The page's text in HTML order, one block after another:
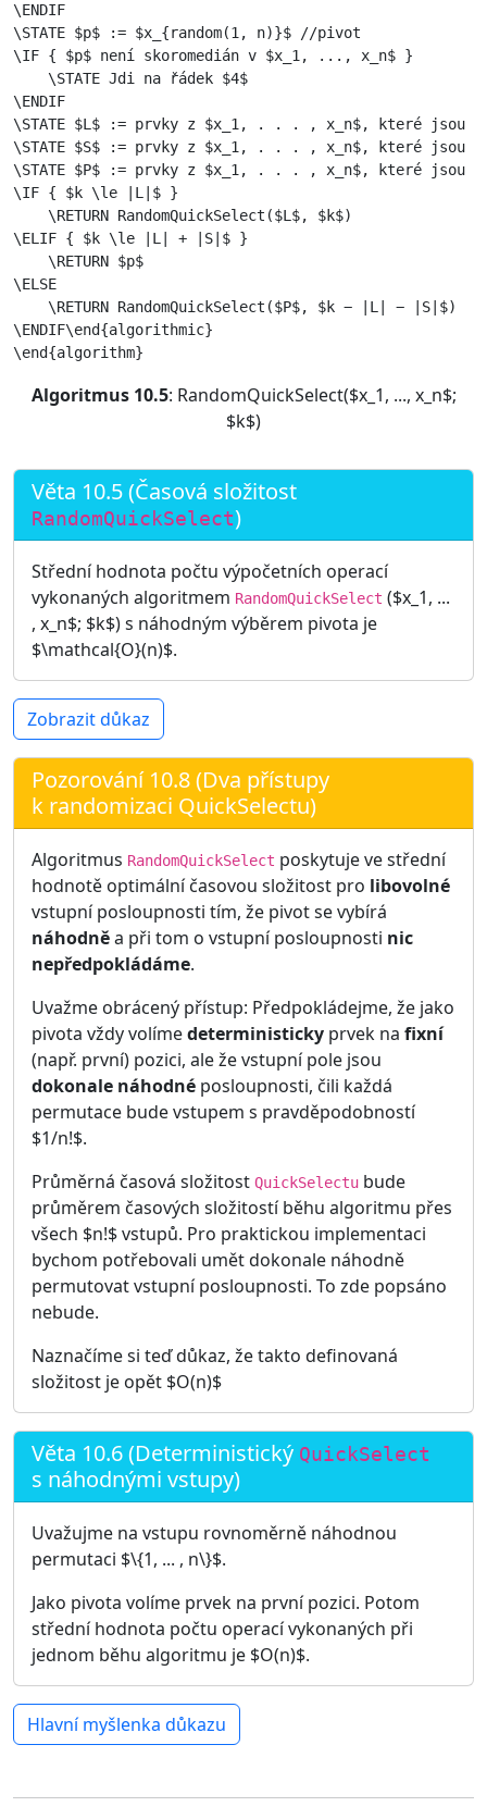
\ENDIF
\STATE $p$ := $x_{random(1, n)}$ //pivot
\IF { $p$ není skoromedián v $x_1, ..., x_n$ }
    \STATE Jdi na řádek $4$
\ENDIF
\STATE $L$ := prvky z $x_1, . . . , x_n$, které jsou
\STATE $S$ := prvky z $x_1, . . . , x_n$, které jsou
\STATE $P$ := prvky z $x_1, . . . , x_n$, které jsou
\IF { $k \le |L|$ }
    \RETURN RandomQuickSelect($L$, $k$)
\ELIF { $k \le |L| + |S|$ }
    \RETURN $p$
\ELSE
    \RETURN RandomQuickSelect($P$, $k − |L| − |S|$)
\ENDIF\end{algorithmic}
Algoritmus 10.5: RandomQuickSelect($x_1, ..., x_n$;
$k$)
Věta 10.5 (Časová složitost
RandomQuickSelect)
Střední hodnota počtu výpočetních operací
vykonaných algoritmem RandomQuickSelect ($x_1, ...
, x_n$; $k$) s náhodným výběrem pivota je
$\mathcal{O}(n)$.
Zobrazit důkaz
Pozorování 10.8 (Dva přístupy
k randomizaci QuickSelectu)
Algoritmus RandomQuickSelect poskytuje ve střední
hodnotě optimální časovou složitost pro libovolné
vstupní posloupnosti tím, že pivot se vybírá
náhodněa při tom o vstupní posloupnosti nic
nepředpokládáme.
Uvažme obrácený přístup: Předpokládejme, že jako
pivota vždy volímedeterministicky prvek na fixní
(např. první) pozici, ale že vstupní pole jsou
dokonale náhodné posloupnosti, čili každá
permutace bude vstupem s pravděpodobností
$1/n!$.
Průměrná časová složitost QuickSelectu bude
průměrem časových složitostí běhu algoritmu přes
všech $n!$ vstupů. Pro praktickou implementaci
bychom potřebovali umět dokonale náhodně
permutovat vstupní posloupnosti. To zde popsáno
nebude.
Naznačíme si teď důkaz, že takto definovaná
složitost je opět $O(n)$
Věta 10.6 (Deterministický QuickSelect
s náhodnými vstupy)
Uvažujme na vstupu rovnoměrně náhodnou
permutaci $\{1, ... , n\}$.
Jako pivota volíme prvek na první pozici. Potom
střední hodnota počtu operací vykonaných při
jednom běhu algoritmu je $O(n)$.
Hlavní myšlenka důkazu